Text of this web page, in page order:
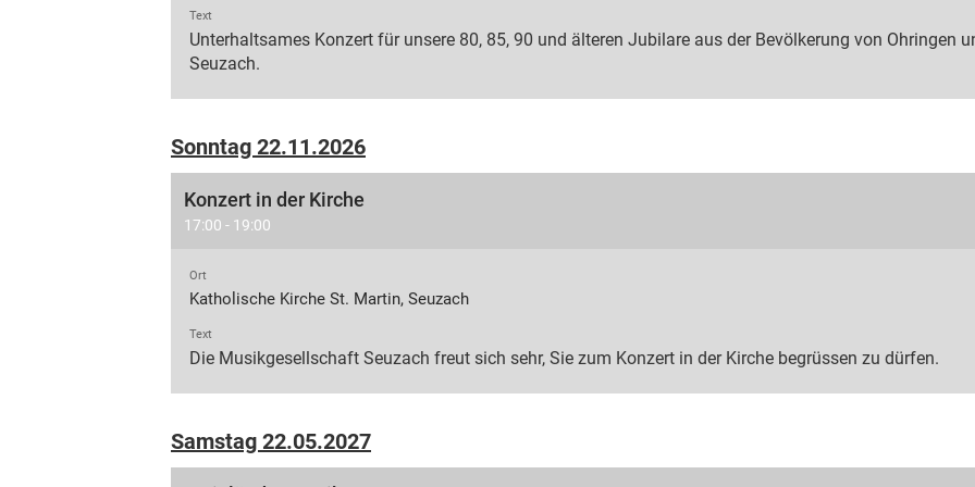
Text
Unterhaltsames Konzert für unsere 80, 85, 90 und älteren Jubilare aus der Bevölkerung von Ohringen
Seuzach.
Sonntag 22.11.2026
Konzert in der Kirche
17:00 - 19:00
Ort
Katholische Kirche St. Martin, Seuzach
Text
Die Musikgesellschaft Seuzach freut sich sehr, Sie zum Konzert in der Kirche begrüssen zu dürfen.
Samstag 22.05.2027